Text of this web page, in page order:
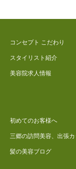
コンセプト こだわり
スタイリスト紹介
美容院求人情報
初めてのお客様へ
三郷の訪問美容、出張カ
髪の美容ブログ